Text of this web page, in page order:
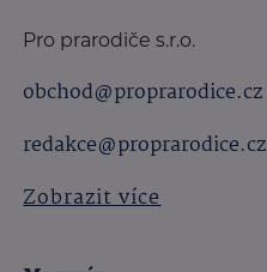
Pro prarodiče s.r.o.
obchod@proprarodice.cz
redakce@proprarodice.cz
Zobrazit více